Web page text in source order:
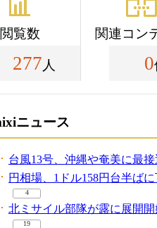
閲覧数
277 人
関連コン
0
ニュース
台風13号、沖縄や奄美に最接
円相場、1ドル158円台半ば
4
北ミサイル部隊が露に展開
19